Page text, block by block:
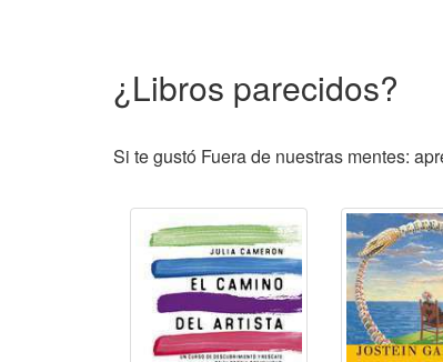
¿Libros parecidos?
Si te gustó Fuera de nuestras mentes: